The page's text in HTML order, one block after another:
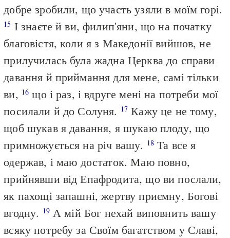
добре зробили, що участь узяли в моїм горі.
15 І знаєте й ви, филип'яни, що на початку
благовістя, коли я з Македонії вийшов, не
прилучилась була жадна Церква до справи
давання й приймання для мене, самі тільки
ви, 16 що і раз, і вдруге мені на потреби мої
посилали й до Солуня. 17 Кажу це не тому,
щоб шукав я давання, я шукаю плоду, що
примножується на річ вашу. 18Та все я
одержав, і маю достаток. Маю повно,
прийнявши від Епафродита, що ви послали,
як пахощі запашні, жертву приємну, Богові
вгодну. 19А мій Бог нехай виповнить вашу
всяку потребу за Своїм багатством у Славі,